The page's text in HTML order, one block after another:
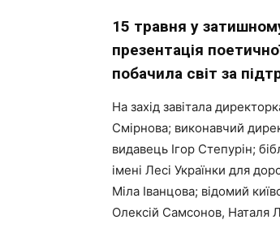
15 травня у
презентація
побачила світ за
На захід завітала
Смірнова; виконавчий
видавець Ігор Степурін;
імені Лесі Українки для
Міла Іванцова; відомий
Олексій Самсонов, Наталя